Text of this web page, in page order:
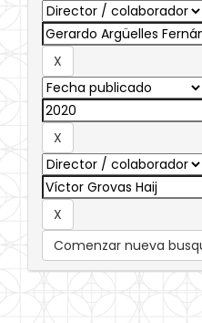
Comenzar nueva